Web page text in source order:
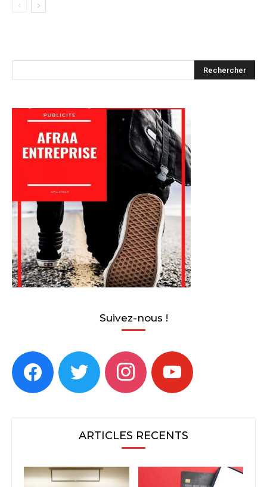
Suivez-nous !
facebook twitter instagram youtube
ARTICLES RECENTS